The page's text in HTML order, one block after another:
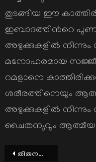
തുടങ്ങിയ ഈ
ഇബാദത്തിന്‍റെ
അഴുക്കുകളില്‍ നിന്നും
മനോഹരമായ
റമളാനെ
ശരീരത്തിനെയും
അഴുക്കുകളില്‍ നിന്നും
ചൈതന്യവും
Post
തിരുനബി;പറഞ്ഞവസാനിപ്പിക്കാന്‍ കഴിയാത്ത മഹത്വം